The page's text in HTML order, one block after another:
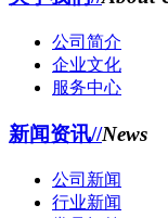
公司简介
企业文化
服务中心
新闻资讯//News
公司新闻
行业新闻